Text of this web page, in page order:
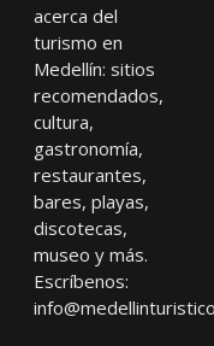
acerca del
turismo en
Medellín: sitios
recomendados,
cultura,
gastronomía,
restaurantes,
bares, playas,
discotecas,
museo y más.
Escríbenos: